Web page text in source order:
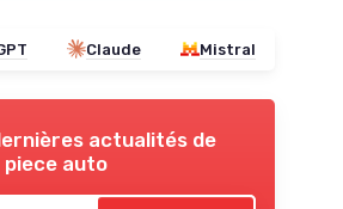
Claude Mistral
actualités de
piece auto